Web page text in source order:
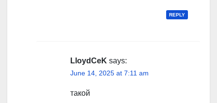
REPLY
LloydCeK says:
June 14, 2025 at 7:11 am
такой